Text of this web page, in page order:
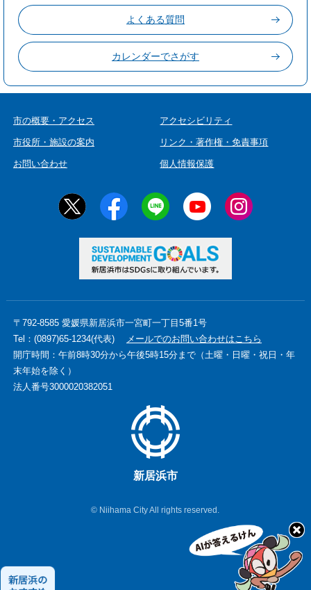
よくある質問
カレンダーでさがす
市の概要・アクセス
市役所・施設の案内
お問い合わせ
アクセシビリティ
リンク・著作権・免責事項
個人情報保護
新居浜市
〒792-8585 愛媛県新居浜市一宮町一丁目5番1号
Tel：(0897)65-1234(代表)
メールでのお問い合わせはこちら
開庁時間：午前8時30分から午後5時15分まで（土曜・日曜・祝日・年
末年始を除く）
法人番号3000020382051
© Niihama City All rights reserved.
新
居